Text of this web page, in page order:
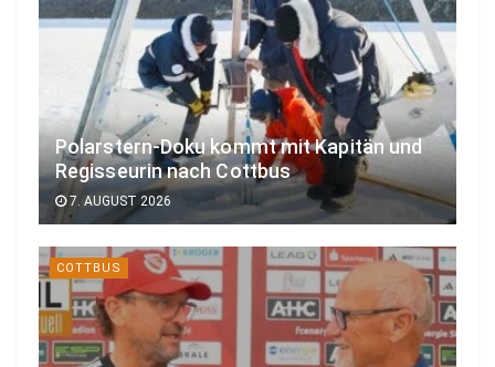
Polarstern-Doku kommt mit Kapitän und
Regisseurin nach Cottbus
7. AUGUST 2026
COTTBUS